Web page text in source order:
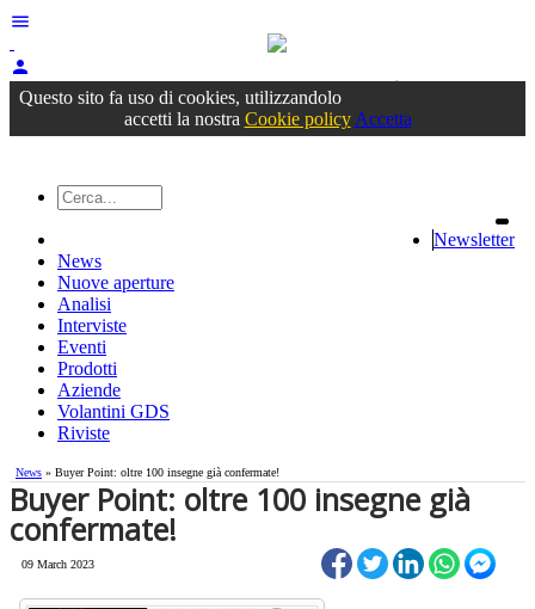
menu
person
Accedioppure registrati
Questo sito fa uso di cookies, utilizzandolo
accetti la nostra Cookie policy Accetta
Newsletter
News
Nuove aperture
Analisi
Interviste
Eventi
Prodotti
Aziende
Volantini GDS
Riviste
News » Buyer Point: oltre 100 insegne già confermate!
Buyer Point: oltre 100 insegne già
confermate!
09 March 2023